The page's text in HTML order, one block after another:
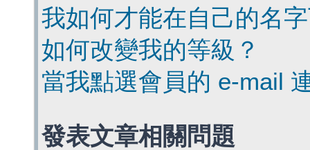
我如何才能在自己的名
如何改變我的等級？
當我點選會員的 e-mail
發表文章相關問題